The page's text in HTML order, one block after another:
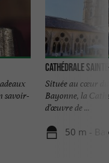
savoir-
Cathédrale
Située au cœur
Bayonne, la
d’œuvre de ...
50 m -